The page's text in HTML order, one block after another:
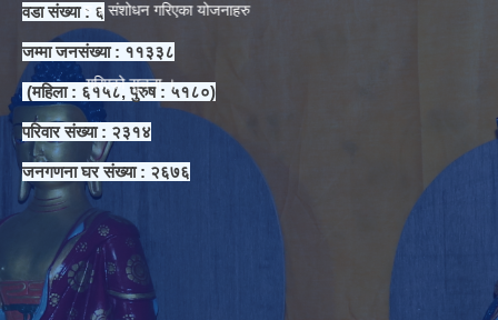
र संशोधन गरिएका योजनाहरु
गरिएको सूचना ।
वडा संख्या : ६
जम्मा जनसंख्या : ११३३८
(महिला : ६१५८, पुरुष : ५१८०)
परिवार संख्या : २३१४
जनगणना घर संख्या : २६७६